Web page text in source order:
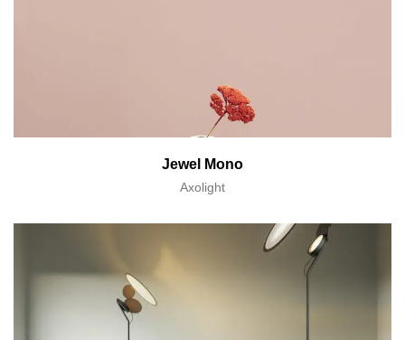
Jewel Mono
Axolight